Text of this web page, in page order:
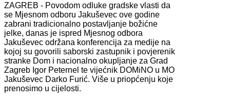
ZAGREB - Povodom odluke gradske vlasti da
se Mjesnom odboru Jakuševec ove godine
zabrani tradicionalno postavljanje božićne
jelke, danas je ispred Mjesnog odbora
Jakuševec održana konferencija za medije na
kojoj su govorili saborski zastupnik i povjerenik
stranke Dom i nacionalno okupljanje za Grad
Zagreb Igor Peternel te vijećnik DOMiNO u MO
Jakuševec Darko Furić. Više u priopćenju koje
prenosimo u cijelosti.